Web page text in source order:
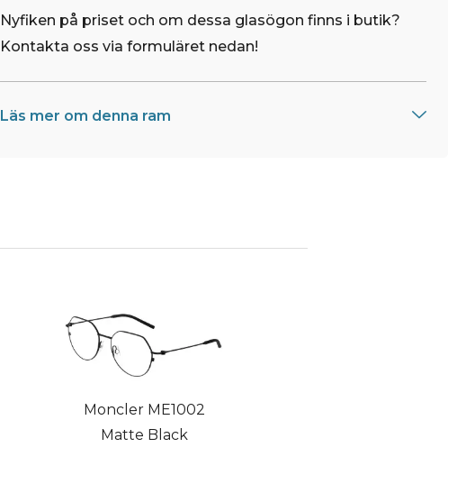
Nyfiken på priset och om dessa glasögon finns i butik?
Kontakta oss via formuläret nedan!
Läs mer om denna ram
Moncler ME1002
Matte Black